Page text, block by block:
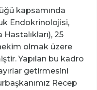
kapsamında
Endokrinolojisi,
25
olmak üzere
Yapılan bu kadro
getirmesini
Recep